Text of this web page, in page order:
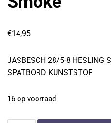
€14,95
JASBESCH 28/5-8 HESLING
SPATBORD KUNSTSTOF
16 op voorraad